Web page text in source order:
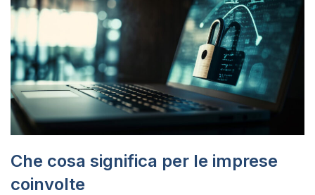
Che cosa significa per le imprese
coinvolte